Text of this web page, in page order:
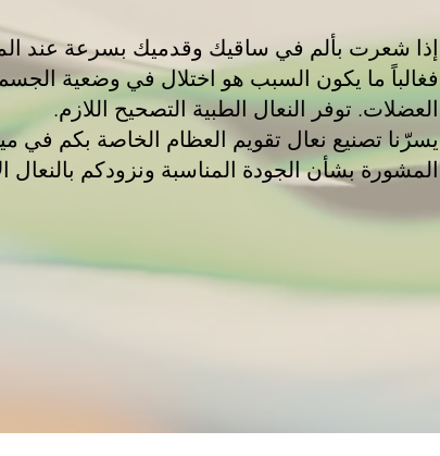
إذا شعرت بألم في ساقيك وقدميك بسرعة عند
فغالباً ما يكون السبب هو اختلال في وضعية
العضلات. توفر النعال الطبية التصحيح اللازم.
يسرّنا تصنيع نعال تقويم العظام الخاصة بكم في
المشورة بشأن الجودة المناسبة ونزودكم بالنعال